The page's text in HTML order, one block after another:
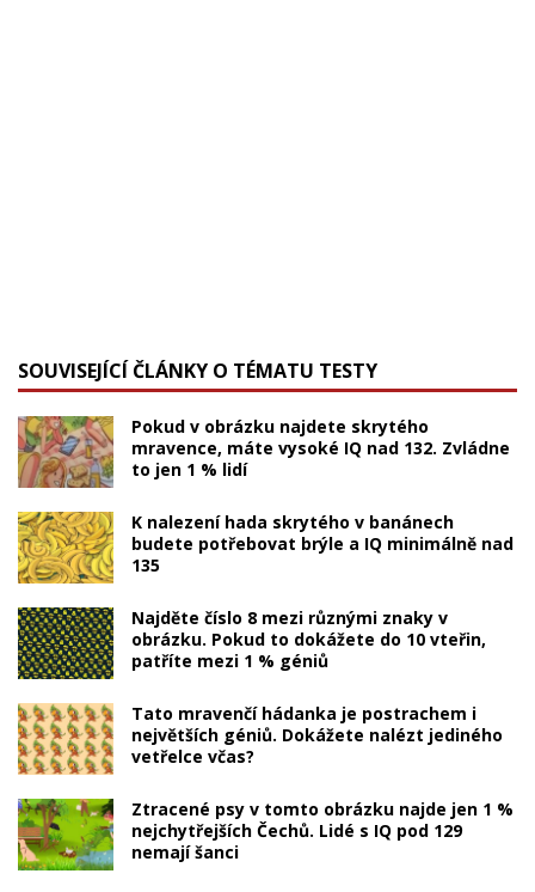
SOUVISEJÍCÍ ČLÁNKY O TÉMATU TESTY
Pokud v obrázku najdete skrytého
mravence, máte vysoké IQ nad 132. Zvládne
to jen 1 % lidí
K nalezení hada skrytého v banánech
budete potřebovat brýle a IQ minimálně nad
135
Najděte číslo 8 mezi různými znaky v
obrázku. Pokud to dokážete do 10 vteřin,
patříte mezi 1 % géniů
Tato mravenčí hádanka je postrachem i
největších géniů. Dokážete nalézt jediného
vetřelce včas?
Ztracené psy v tomto obrázku najde jen 1 %
nejchytřejších Čechů. Lidé s IQ pod 129
nemají šanci